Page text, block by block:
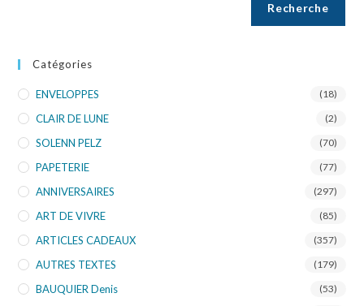
Recherche
Catégories
ENVELOPPES (18)
CLAIR DE LUNE (2)
SOLENN PELZ (70)
PAPETERIE (77)
ANNIVERSAIRES (297)
ART DE VIVRE (85)
ARTICLES CADEAUX (357)
AUTRES TEXTES (179)
BAUQUIER Denis (53)